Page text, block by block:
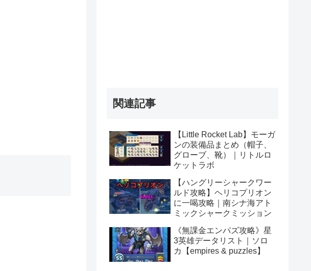
関連記事
【Little Rocket Lab】モーガ
ンの装備品まとめ（帽子、
グローブ、靴）｜リトルロ
ケットラボ
【ハングリーシャークワー
ルド攻略】ヘリコプリオン
に一喝攻略｜南シナ海アト
ミックシャークミッション
《無課金エンパズ攻略》星
3英雄データリスト｜ソロ
カ【empires & puzzles】